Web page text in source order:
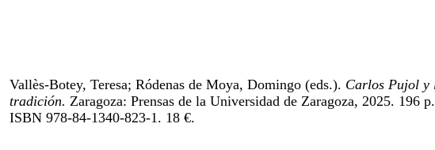
Vallès-Botey, Teresa; Ródenas de Moya, Domingo (eds.). Carlos Pujol y
tradición. Zaragoza: Prensas de la Universidad de Zaragoza, 2025. 196
ISBN 978-84-1340-823-1. 18 €.